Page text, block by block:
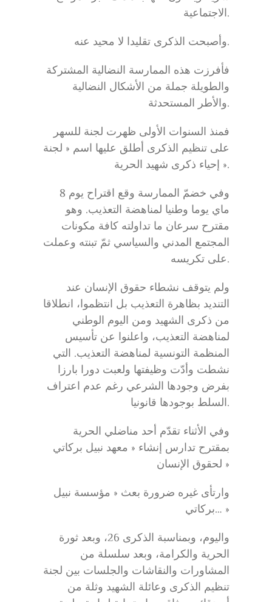
الاجتماعية.
وأصبحت الذكرى تقليدا لا محيد عنه.
فأفرزت هذه الممارسة النضالية المشتركة
والطويلة جملة من الأشكال النضالية
والأطر المستحدثة.
فمنذ السنوات الأولى ظهرت لجنة للسهر
على تنظيم الذكرى أطلق عليها اسم « لجنة
إحياء ذكرى شهيد الحرية ».
وفي خضمّ الممارسة وقع اقتراح يوم 8
ماي يوما وطنيا لمناهضة التعذيب. وهو
مقترح سرعان ما تداولته كافة مكونات
المجتمع المدني والسياسي ثمّ تبنته وعملت
على تكريسه.
ولم يتوقف نشطاء حقوق الإنسان عند
التنديد بظاهرة التعذيب بل انتظموا، انطلاقا
من ذكرى الشهيد ومن اليوم الوطني
لمناهضة التعذيب، واعلنوا عن تأسيس
المنظمة التونسية لمناهضة التعذيب. التي
نشطت وأدّت وظيفتها ولعبت دورا بارزا
بفرض وجودها الشرعي رغم عدم اعتراف
السلط بوجودها قانونيا.
وفي الأثناء تقدّم أحد مناضلي الحرية
بمقترح تدارس إنشاء « معهد نبيل بركاتي
لحقوق الإنسان »
وارتأى غيره ضرورة بعث « مؤسسة نبيل
بركاتي… »
واليوم، وبمناسبة الذكرى 26، وبعد ثورة
الحرية والكرامة، وبعد سلسلة من
المشاورات والنقاشات والجلسات بين لجنة
تنظيم الذكرى وعائلة الشهيد وثلة من